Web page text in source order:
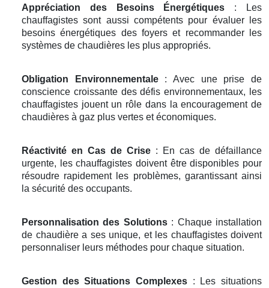
Appréciation des Besoins Énergétiques : Les
chauffagistes sont aussi compétents pour évaluer les
besoins énergétiques des foyers et recommander les
systèmes de chaudières les plus appropriés.
Obligation Environnementale: Avec une prise de
conscience croissante des défis environnementaux, les
chauffagistes jouent un rôle dans la encouragement de
chaudières à gaz plus vertes et économiques.
Réactivité en Cas de Crise : En cas de défaillance
urgente, les chauffagistes doivent être disponibles pour
résoudre rapidement les problèmes, garantissant ainsi
la sécurité des occupants.
Personnalisation des Solutions: Chaque installation
de chaudière a ses unique, et les chauffagistes doivent
personnaliser leurs méthodes pour chaque situation.
Gestion des Situations Complexes : Les situations